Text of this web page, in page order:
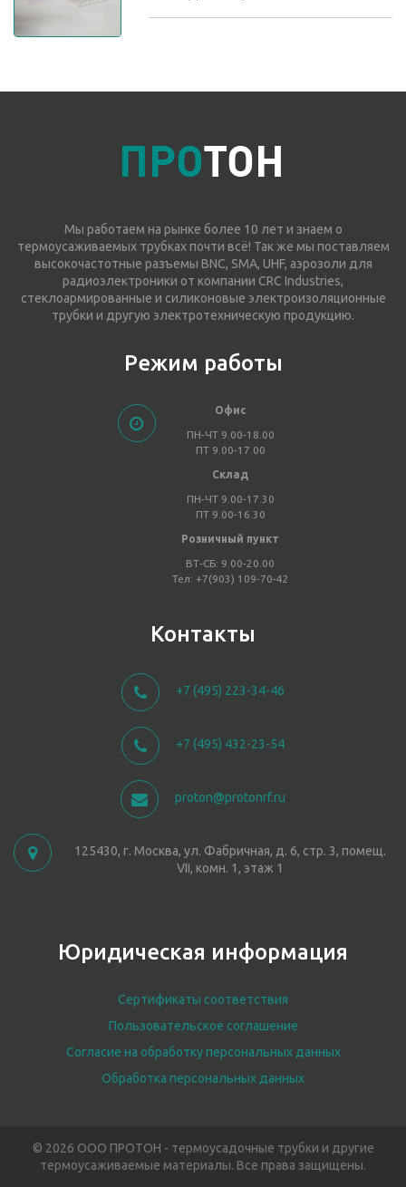
Мы работаем на рынке более 10 лет и знаем о
термоусаживаемых трубках почти всё! Так же мы поставляем
высокочастотные разъемы BNC, SMA, UHF, аэрозоли для
радиоэлектроники от компании CRC Industries,
стеклоармированные и силиконовые электроизоляционные
трубки и другую электротехническую продукцию.
Режим работы
Офис
ПН-ЧТ 9.00-18.00
ПТ 9.00-17.00
Склад
ПН-ЧТ 9.00-17.30
ПТ 9.00-16.30
Розничный пункт
ВТ-СБ: 9.00-20.00
Тел: +7(903) 109-70-42
Контакты
+7 (495) 223-34-46
+7 (495) 432-23-54
proton@protonrf.ru
125430, г. Москва, ул. Фабричная, д. 6, стр. 3, помещ.
VII, комн. 1, этаж 1
Юридическая информация
Сертификаты соответствия
Пользовательское соглашение
Согласие на обработку персональных данных
Обработка персональных данных
© 2026 ООО ПРОТОН - термоусадочные трубки и другие
термоусаживаемые материалы. Все права защищены.